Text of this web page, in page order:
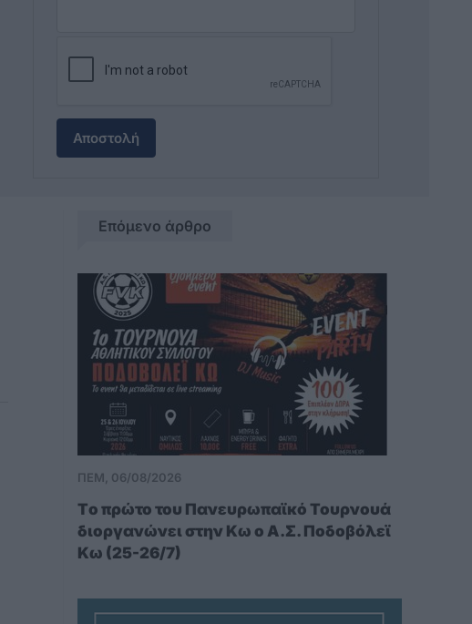
Αποστολή
Επόμενο άρθρο
ΠΕΜ, 06/08/2026
Tο πρώτο του Πανευρωπαϊκό Τουρνουά
διοργανώνει στην Κω ο Α.Σ. Ποδοβόλεϊ
Κω (25-26/7)